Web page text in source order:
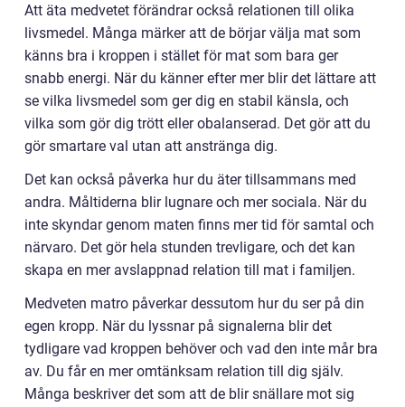
Att äta medvetet förändrar också relationen till olika
livsmedel. Många märker att de börjar välja mat som
känns bra i kroppen i stället för mat som bara ger
snabb energi. När du känner efter mer blir det lättare att
se vilka livsmedel som ger dig en stabil känsla, och
vilka som gör dig trött eller obalanserad. Det gör att du
gör smartare val utan att anstränga dig.
Det kan också påverka hur du äter tillsammans med
andra. Måltiderna blir lugnare och mer sociala. När du
inte skyndar genom maten finns mer tid för samtal och
närvaro. Det gör hela stunden trevligare, och det kan
skapa en mer avslappnad relation till mat i familjen.
Medveten matro påverkar dessutom hur du ser på din
egen kropp. När du lyssnar på signalerna blir det
tydligare vad kroppen behöver och vad den inte mår bra
av. Du får en mer omtänksam relation till dig själv.
Många beskriver det som att de blir snällare mot sig